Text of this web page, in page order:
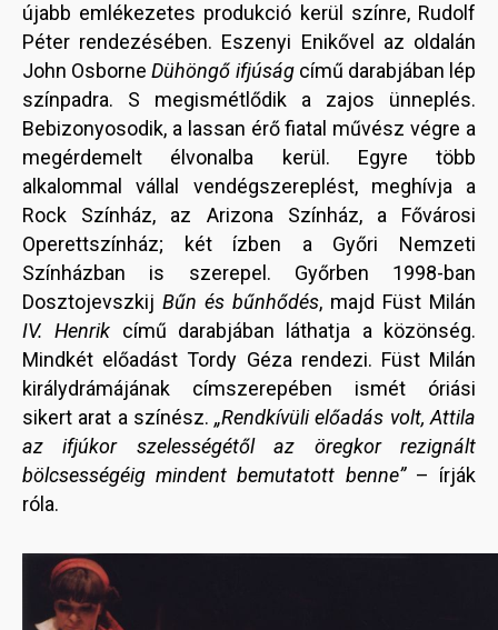
újabb emlékezetes produkció kerül színre, Rudolf
Péter rendezésében. Eszenyi Enikővel az oldalán
John OsborneDühöngő ifjúságcímű darabjában lép
színpadra. S megismétlődik a zajos ünneplés.
Bebizonyosodik, a lassan érő fiatal művész végre a
megérdemelt élvonalba kerül. Egyre több
alkalommal vállal vendégszereplést, meghívja a
Rock Színház, az Arizona Színház, a Fővárosi
Operettszínház; két ízben a Győri Nemzeti
Színházban is szerepel. Győrben 1998-ban
Dosztojevszkij Bűn és bűnhődés, majd Füst Milán
IV. Henrik című darabjában láthatja a közönség.
Mindkét előadást Tordy Géza rendezi. Füst Milán
királydrámájának címszerepében ismét óriási
sikert arat a színész.„Rendkívüli előadás volt, Attila
az ifjúkor szelességétől az öregkor rezignált
bölcsességéig mindent bemutatott benne”– írják
róla.